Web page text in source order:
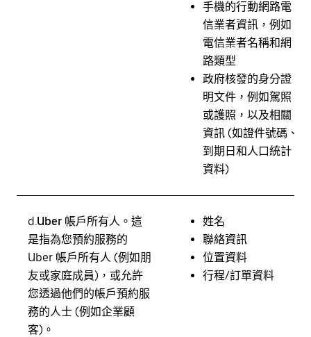
手機的行動網路電
信業者資訊，例如
電信業者名稱和網
路類型
政府核發的身分證
明文件，例如駕照
或護照，以及相關
資訊 (如證件號碼、
到期日和人口統計
資料)
d. Uber 帳戶所有人。 這
是指為您預約服務的
Uber 帳戶所有人 (例如朋
友或家庭成員)，或允許
您透過他們的帳戶預約服
務的人士 (例如企業顧
客)。
姓名
聯絡資訊
位置資料
行程/訂單資料